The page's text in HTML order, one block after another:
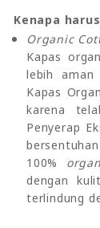
Kenapa harus
Organic
Kapas
lebih
Kapas
karena
Penyerap
100%
dengan
terlindung